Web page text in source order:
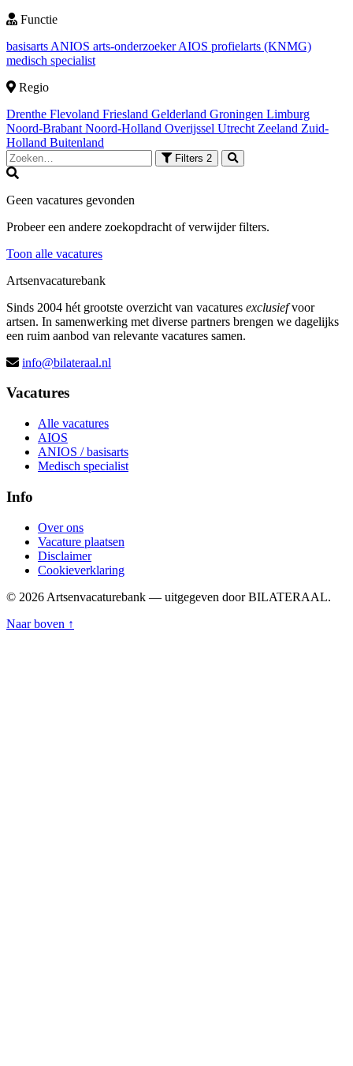
Functie
basisarts ANIOS arts-onderzoekerAIOS profielarts (KNMG)
medisch specialist
Regio
Drenthe Flevoland Friesland Gelderland Groningen Limburg
Noord-Brabant Noord-Holland Overijssel Utrecht Zeeland Zuid-
Holland Buitenland
Filters 2
Geen vacatures gevonden
Probeer een andere zoekopdracht of verwijder filters.
Toon alle vacatures
Artsenvacaturebank
Sinds 2004 hét grootste overzicht van vacatures exclusiefvoor
artsen. In samenwerking met diverse partners brengen we dagelijks
een ruim aanbod van relevante vacatures samen.
info@bilateraal.nl
Vacatures
Alle vacatures
AIOS
ANIOS / basisarts
Medisch specialist
Info
Over ons
Vacature plaatsen
Disclaimer
Cookieverklaring
© 2026 Artsenvacaturebank — uitgegeven door BILATERAAL.
Naar boven ↑